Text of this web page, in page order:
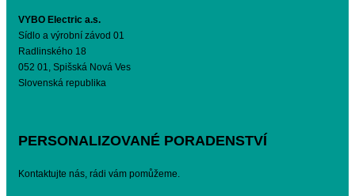
VYBO Electric a.s.
Sídlo a výrobní závod 01
Radlinského 18
052 01, Spišská Nová Ves
Slovenská republika
PERSONALIZOVANÉ PORADENSTVÍ
Kontaktujte nás, rádi vám pomůžeme.